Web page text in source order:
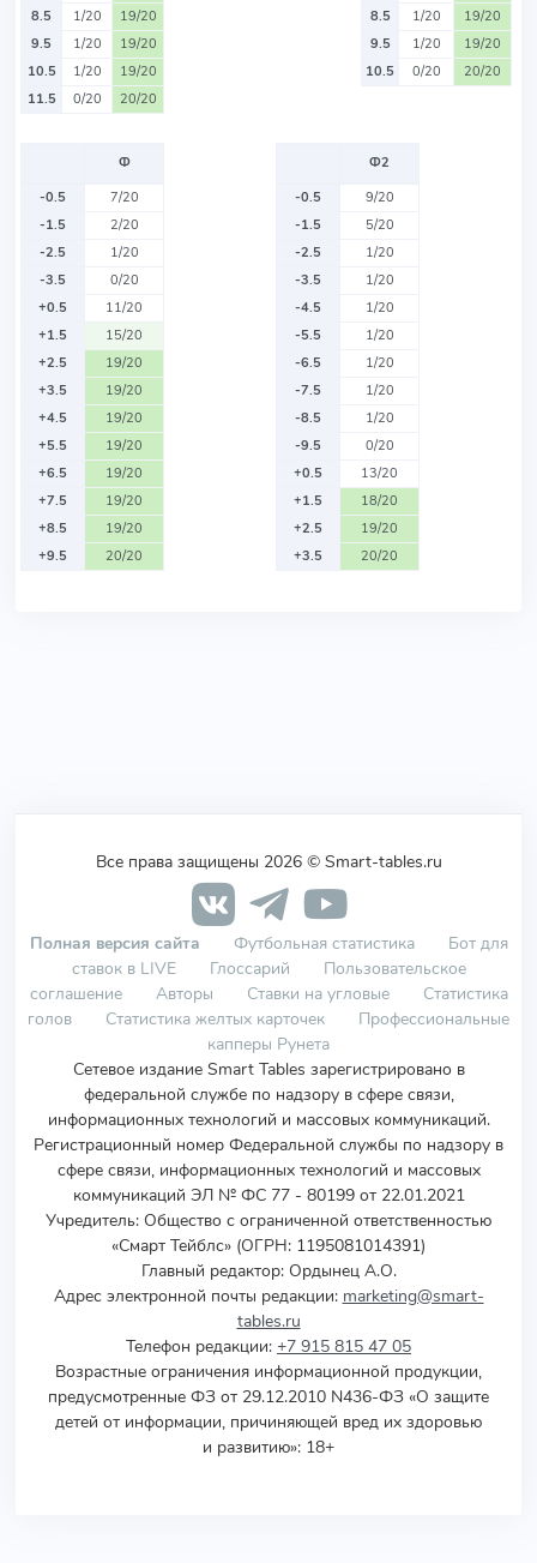
8.5
1/20
19/20
9.5
1/20
19/20
10.5
1/20
19/20
11.5
0/20 20/20
8.5
1/20
19/20
9.5
1/20
19/20
10.5
0/20 20/20
Ф
-0.5
7/20
-1.5
2/20
-2.5
1/20
-3.5
0/20
+0.5
11/20
+1.5
15/20
+2.5
19/20
+3.5
19/20
+4.5
19/20
+5.5
19/20
+6.5
19/20
+7.5
19/20
+8.5
19/20
+9.5
20/20
Ф2
-0.5
9/20
-1.5
5/20
-2.5
1/20
-3.5
1/20
-4.5
1/20
-5.5
1/20
-6.5
1/20
-7.5
1/20
-8.5
1/20
-9.5
0/20
+0.5
13/20
+1.5
18/20
+2.5
19/20
+3.5
20/20
Все права защищены 2026 © Smart-tables.ru
Полная версия сайта Футбольная статистика
Бот для
ставок в LIVE
Глоссарий
Пользовательское
соглашение
Авторы Ставки на угловые
Статистика
голов
Статистика желтых карточек
Профессиональные
капперы Рунета
Сетевое издание Smart Tables зарегистрировано в
федеральной службе по надзору в сфере связи,
информационных технологий и массовых коммуникаций.
Регистрационный номер Федеральной службы по надзору в
сфере связи, информационных технологий и массовых
коммуникаций ЭЛ № ФС 77 - 80199 от 22.01.2021
Учредитель: Общество с ограниченной ответственностью
«Смарт Тейблс» (ОГРН: 1195081014391)
Главный редактор: Ордынец А.О.
Адрес электронной почты редакции: marketing@smart-
tables.ru
Телефон редакции: +7 915 815 47 05
Возрастные ограничения информационной продукции,
предусмотренные ФЗ от 29.12.2010 N436-ФЗ «О защите
детей от информации, причиняющей вред их здоровью
и развитию»: 18+